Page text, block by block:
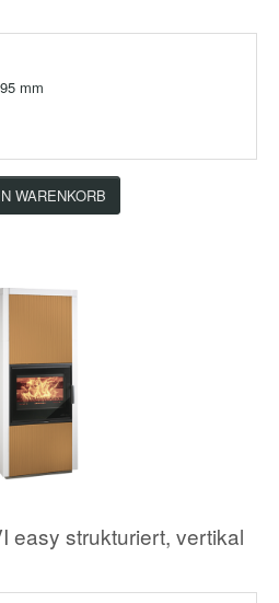
mm
WARENKORB
easy strukturiert, vertikal